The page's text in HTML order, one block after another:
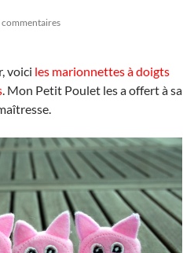
commentaires
voici les marionnettes à doigts
. Mon Petit Poulet les a offert à sa